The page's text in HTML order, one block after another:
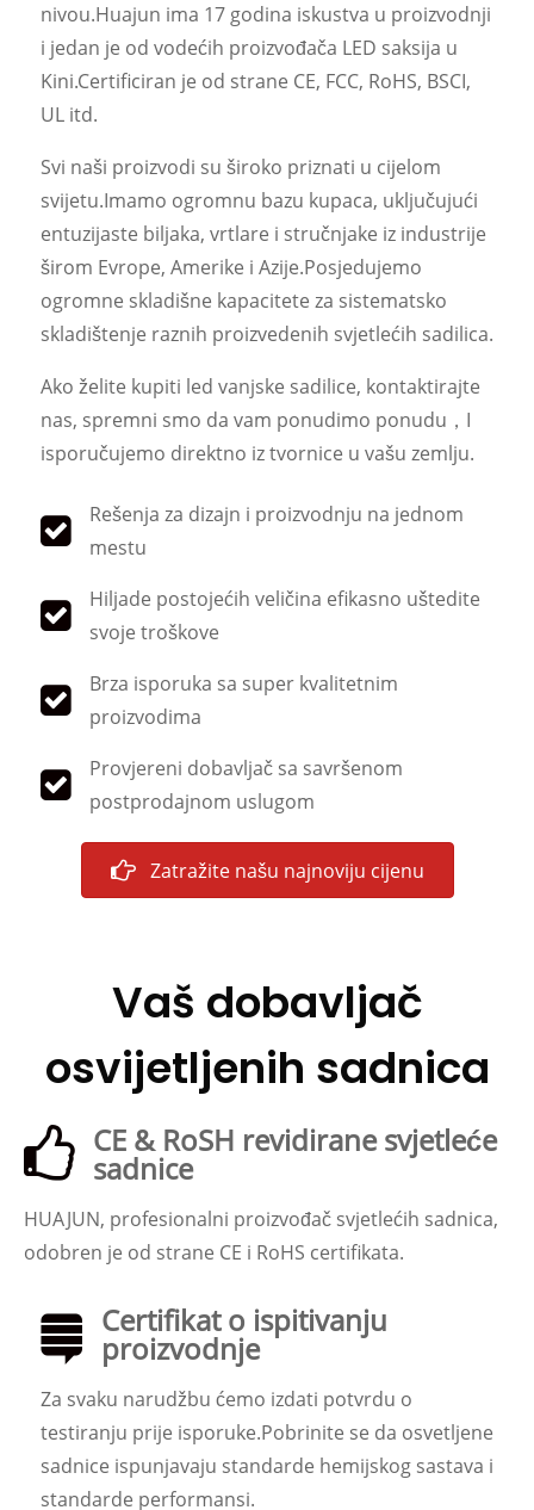
nivou.Huajun ima 17 godina iskustva u proizvodnji
i jedan je od vodećih proizvođača LED saksija u
Kini.Certificiran je od strane CE, FCC, RoHS, BSCI,
UL itd.
Svi naši proizvodi su široko priznati u cijelom
svijetu.Imamo ogromnu bazu kupaca, uključujući
entuzijaste biljaka, vrtlare i stručnjake iz industrije
širom Evrope, Amerike i Azije.Posjedujemo
ogromne skladišne ​​kapacitete za sistematsko
skladištenje raznih proizvedenih svjetlećih sadilica.
Ako želite kupiti led vanjske sadilice, kontaktirajte
nas, spremni smo da vam ponudimo ponudu，I
isporučujemo direktno iz tvornice u vašu zemlju.
Rešenja za dizajn i proizvodnju na jednom
mestu
Hiljade postojećih veličina efikasno uštedite
svoje troškove
Brza isporuka sa super kvalitetnim
proizvodima
Provjereni dobavljač sa savršenom
postprodajnom uslugom
Zatražite našu najnoviju cijenu
Vaš dobavljač
osvijetljenih sadnica
CE & RoSH revidirane svjetleće
sadnice
HUAJUN, profesionalni proizvođač svjetlećih sadnica,
odobren je od strane CE i RoHS certifikata.
Certifikat o ispitivanju
proizvodnje
Za svaku narudžbu ćemo izdati potvrdu o
testiranju prije isporuke.Pobrinite se da osvetljene
sadnice ispunjavaju standarde hemijskog sastava i
standarde performansi.